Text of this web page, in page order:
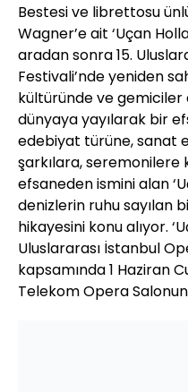
Bestesi ve librettosu
Wagner’e ait ‘Uçan
aradan sonra 15.
Festivali’nde yeniden
kültüründe ve gemiciler
dünyaya yayılarak bir
edebiyat türüne, sanat
şarkılara, seremonilere
efsaneden ismini alan
denizlerin ruhu sayılan
hikayesini konu alıyor.
Uluslararası İstanbul
kapsamında 1 Haziran
Telekom Opera